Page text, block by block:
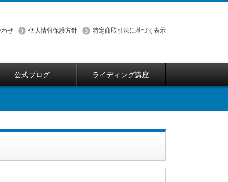
せ 個人情報保護方針 特定商取引法に基づく表示
公式ブログ ライディング講座